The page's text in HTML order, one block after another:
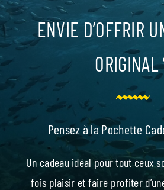
ENVIE D’OFFRIR
ORIGINAL
Pensez à la Pochette
Un cadeau idéal pour tout ceux
fois plaisir et faire profiter